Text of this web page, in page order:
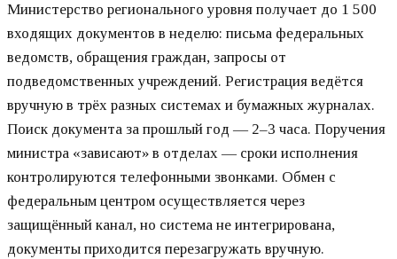
Министерство регионального уровня получает до 1 500
входящих документов в неделю: письма федеральных
ведомств, обращения граждан, запросы от
подведомственных учреждений. Регистрация ведётся
вручную в трёх разных системах и бумажных журналах.
Поиск документа за прошлый год — 2–3 часа. Поручения
министра «зависают» в отделах — сроки исполнения
контролируются телефонными звонками. Обмен с
федеральным центром осуществляется через
защищённый канал, но система не интегрирована,
документы приходится перезагружать вручную.